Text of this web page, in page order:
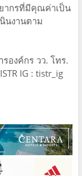
ากรที่มีคุณค่าเป็น
นงานตาม
องค์กร วว. โทร.
IG : tistr_ig